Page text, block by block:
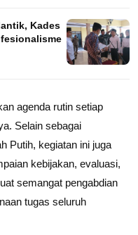
Kades
agenda rutin setiap
Selain sebagai
Putih, kegiatan ini juga
kebijakan, evaluasi,
semangat pengabdian
tugas seluruh